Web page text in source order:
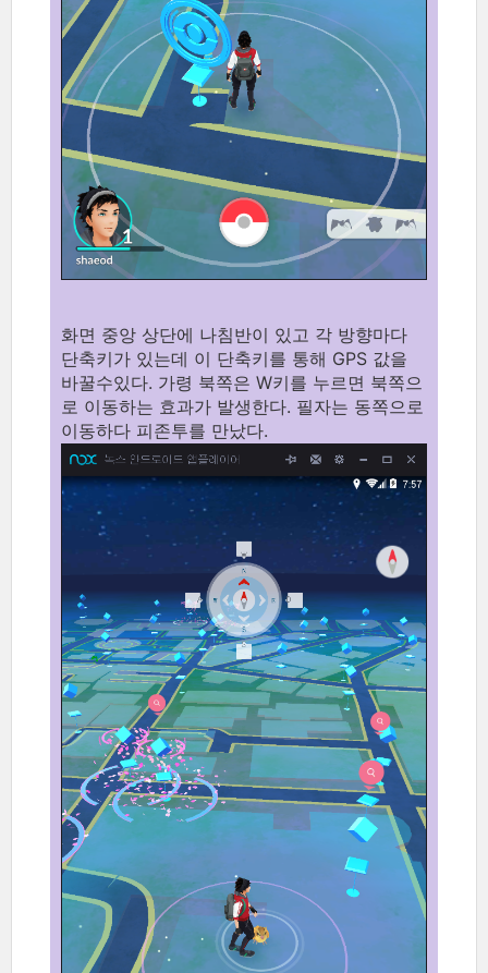
화면 중앙 상단에 나침반이 있고 각 방향마다
단축키가 있는데 이 단축키를 통해 GPS 값을
바꿀수있다. 가령 북쪽은 W키를 누르면 북쪽으
로 이동하는 효과가 발생한다. 필자는 동쪽으로
이동하다 피존투를 만났다.